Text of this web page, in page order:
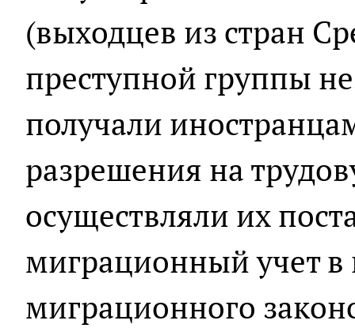
(выходцев из стран
преступной группы
получали
разрешения на
осуществляли их
миграционный учет
миграционного